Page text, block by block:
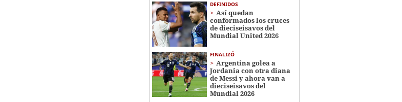
DEFINIDOS
Así quedan
conformados los cruces
de dieciseisavos del
Mundial United 2026
FINALIZÓ
Argentina golea a
Jordania con otra diana
de Messi y ahora van a
dieciseisavos del
Mundial 2026